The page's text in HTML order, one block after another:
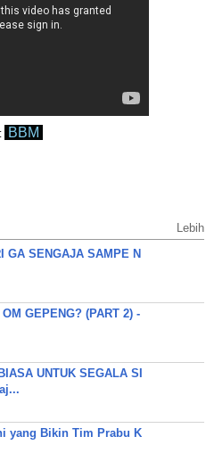
BBM
Lebih
GA SENGAJA SAMPE N
GEPENG? (PART 2) -
UNTUK SEGALA SI
yang Bikin Tim Prabu K